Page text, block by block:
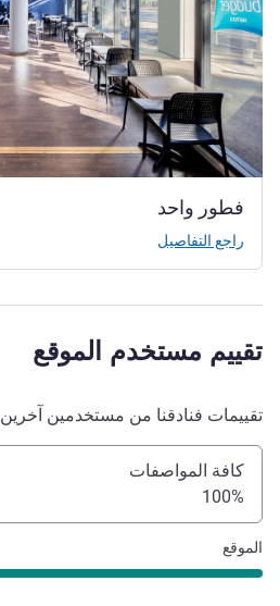
فطور واحد
راجع التفاصيل
تقييم مستخدم الموقع
تقييمات فنادقنا من مستخدمين آخرين
كافة المواصفات
100%
الموقع